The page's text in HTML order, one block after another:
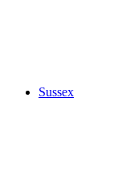
Sussex